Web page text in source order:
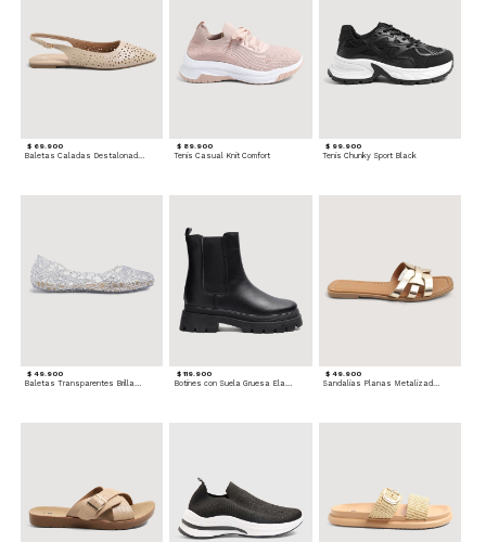
$ 69.900
Baletas Caladas Destalonadas
$ 89.900
Tenis Casual Knit Comfort
$ 99.900
Tenis Chunky Sport Black
$ 49.900
Baletas Transparentes Brillantes
$ 119.900
Botines con Suela Gruesa Elastizada
$ 49.900
Sandalias Planas Metalizadas